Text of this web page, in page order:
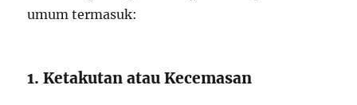
umum termasuk:
1. Ketakutan atau Kecemasan